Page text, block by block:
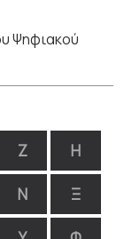
Ψηφιακού
Ζ Η
Ν Ξ